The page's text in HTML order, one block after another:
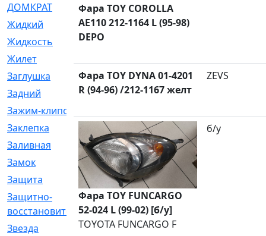
ДОМКРАТ
[1]
Жидкий
[5]
Жидкость
Жилет
Заглушка
[21]
Задний
[528]
Зажим-клипса
Заклепка
Заливная
[4]
Замок
[12]
Защита
[79]
Защитно-
восстановительный
[4]
Звезда
[1]
Фара TOY COROLLA
AE110 212-1164 L (95-98)
DEPO
Фара TOY DYNA 01-4201
R (94-96) /212-1167 желт
ZEVS
Фара TOY FUNCARGO
52-024 L (99-02) [б/у]
TOYOTA FUNCARGO F
б/у